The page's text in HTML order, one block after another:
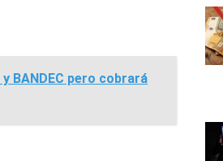
BANDEC pero cobrará